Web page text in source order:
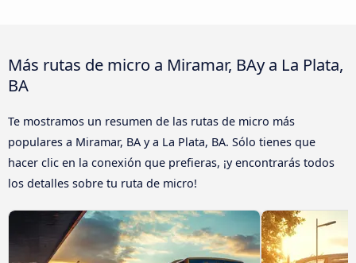
Más rutas de micro a Miramar, BAy a La Plata,
BA
Te mostramos un resumen de las rutas de micro más
populares a Miramar, BA y a La Plata, BA. Sólo tienes que
hacer clic en la conexión que prefieras, ¡y encontrarás todos
los detalles sobre tu ruta de micro!